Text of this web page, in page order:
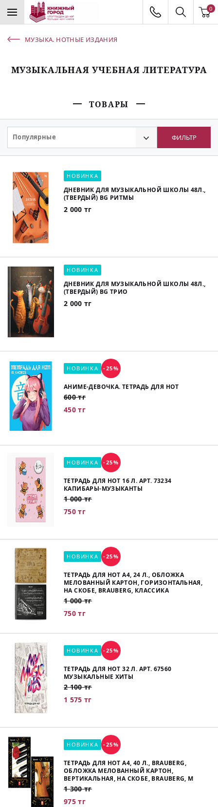
0
МУЗЫКА. НОТНЫЕ ИЗДАНИЯ
МУЗЫКАЛЬНАЯ УЧЕБНАЯ ЛИТЕРАТУРА
ТОВАРЫ
Популярные ФИЛЬТР
НОВИНКА
ДНЕВНИК ДЛЯ МУЗЫКАЛЬНОЙ ШКОЛЫ 48Л.,
(ТВЕРДЫЙ) BG РИТМЫ
2 000 тг
НОВИНКА
ДНЕВНИК ДЛЯ МУЗЫКАЛЬНОЙ ШКОЛЫ 48Л.,
(ТВЕРДЫЙ) BG ТРИО
2 000 тг
НОВИНКА -25%
АНИМЕ-ДЕВОЧКА. ТЕТРАДЬ ДЛЯ НОТ
600 тг
450 тг
НОВИНКА -25%
ТЕТРАДЬ ДЛЯ НОТ 16 Л. АРТ. 73234
КАПИБАРЫ-МУЗЫКАНТЫ
1 000 тг
750 тг
НОВИНКА -25%
ТЕТРАДЬ ДЛЯ НОТ А4, 24 Л., ОБЛОЖКА
МЕЛОВАННЫЙ КАРТОН, ГОРИЗОНТАЛЬНАЯ,
НА СКОБЕ, BRAUBERG, КЛАССИКА
1 000 тг
750 тг
НОВИНКА -25%
ТЕТРАДЬ ДЛЯ НОТ 32 Л. АРТ. 67560
МУЗЫКАЛЬНЫЕ ХИТЫ
2 100 тг
1 575 тг
НОВИНКА -25%
ТЕТРАДЬ ДЛЯ НОТ А4, 40 Л., BRAUBERG,
ОБЛОЖКА МЕЛОВАННЫЙ КАРТОН,
ВЕРТИКАЛЬНАЯ, НА СКОБЕ, BRAUBERG, М
1 300 тг
975 тг